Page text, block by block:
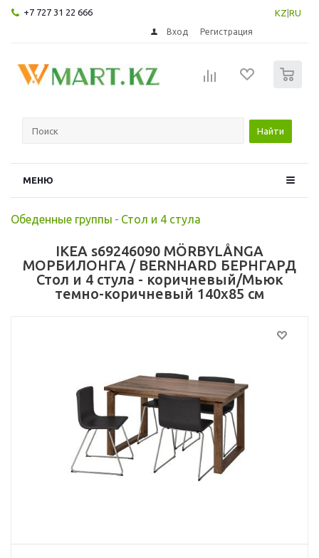
+7 727 31 22 666 KZ RU
Вход Регистрация
Найти
МЕНЮ
Обеденные группы - Стол и 4 стула
IKEA s69246090 MÖRBYLÅNGA
МОРБИЛОНГА / BERNHARD БЕРНГАРД
Стол и 4 стула - коричневый/Мьюк
темно-коричневый 140x85 см